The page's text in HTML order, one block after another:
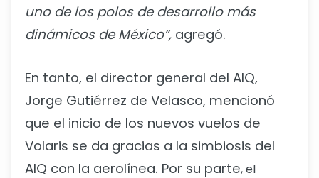
uno de los polos de desarrollo más
dinámicos de México”, agregó.
En tanto, el director general del AIQ,
Jorge Gutiérrez de Velasco, mencionó
que el inicio de los nuevos vuelos de
Volaris se da gracias a la simbiosis del
AIQ con la aerolínea. Por su parte, el